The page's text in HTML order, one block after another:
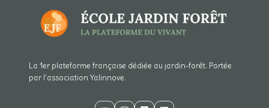
La 1er plateforme française dédiée au jardin-forêt. Portée
par l'association Yalinnove.